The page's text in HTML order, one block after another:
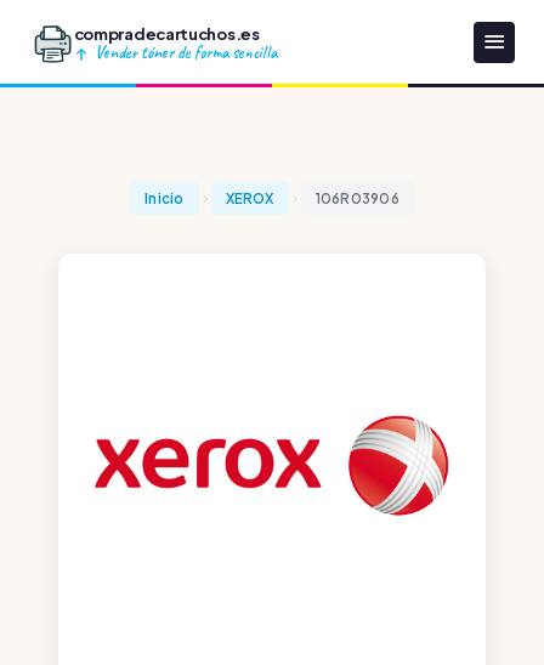
compradecartuchos.es
Vender tóner de forma sencilla
Inicio XEROX 106R03906